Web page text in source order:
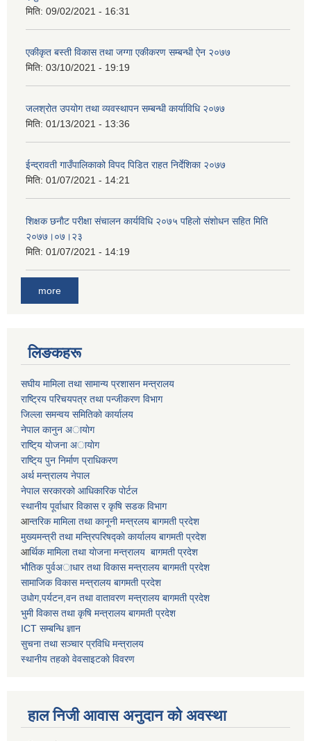
मिति: 09/02/2021 - 16:31
एकीकृत बस्ती विकास तथा जग्गा एकीकरण सम्बन्धी ऐन २०७७
मिति: 03/10/2021 - 19:19
जलश्रोत उपयोग तथा व्यवस्थापन सम्बन्धी कार्याविधि २०७७
मिति: 01/13/2021 - 13:36
ईन्द्रावती गाउँपालिकाको विपद पिडित राहत निर्देशिका २०७७
मिति: 01/07/2021 - 14:21
शिक्षक छनाैट परीक्षा संचालन कार्यविधि २०७५ पहिलाे स‌ंशाेधन सहित मिति
२०७७।०७।२३
मिति: 01/07/2021 - 14:19
more
लिङकहरू
स‌घीय मामिला तथा सामान्य प्रशासन मन्त्रालय
राष्ट्रिय परिचयपत्र तथा पन्जीकरण विभाग
जिल्ला समन्वय समितिकाे कार्यालय
नेपाल कानुन अायाेग
राष्टि्य याेजना अायाेग
राष्टि्य पुन निर्माण प्राधिकरण
अर्थ मन्त्रालय नेपाल
नेपाल सरकारको आधिकारिक पोर्टल
स्थानीय पूर्वाधार विकास र कृषि सडक विभाग
आन्तरिक मामिला तथा कानूनी मन्त्रलय बागमती प्रदेश
मुख्यमन्त्री तथा मन्त्रिपरिषद्काे कार्यालय बागमती प्रदेश
आर्थिक मामिला तथा याेजना मन्त्रालय बागमती प्रदेश
भाैतिक पुर्वअाधार तथा विकास मन्त्रालय बागमती प्रदेश
सामाजिक विकास मन्त्रालय बागमती प्रदेश
उधाेग,पर्यटन,वन तथा वातावरण मन्त्रालय बागमती प्रदेश
भुमी विकास तथा कृषि मन्त्रालय बागमती प्रदेश
ICT सम्बन्धि ज्ञान
सुचना तथा सञ्चार प्रविधि मन्त्रालय
स्थानीय तहकाे वेवसाइटकाे विवरण
हाल निजी आवास अनुदान काे अवस्था